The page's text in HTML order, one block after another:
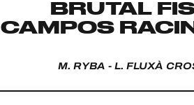
BRUTAL
CAMPOS
M. RYBA - L. FLUXÀ